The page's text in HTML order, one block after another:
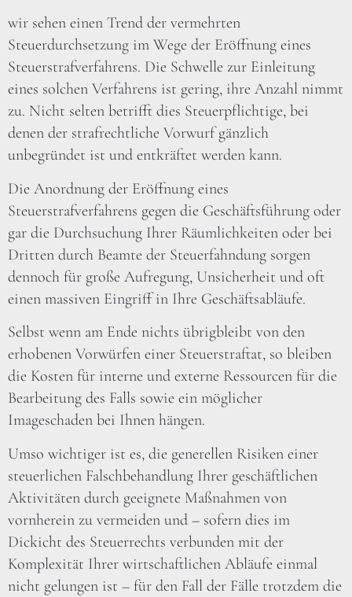
wir sehen einen Trend der vermehrten
Steuerdurchsetzung im Wege der Eröffnung eines
Steuerstrafverfahrens. Die Schwelle zur Einleitung
eines solchen Verfahrens ist gering, ihre Anzahl nimmt
zu. Nicht selten betrifft dies Steuerpflichtige, bei
denen der strafrechtliche Vorwurf gänzlich
unbegründet ist und entkräftet werden kann.
Die Anordnung der Eröffnung eines
Steuerstrafverfahrens gegen die Geschäftsführung oder
gar die Durchsuchung Ihrer Räumlichkeiten oder bei
Dritten durch Beamte der Steuerfahndung sorgen
dennoch für große Aufregung, Unsicherheit und oft
einen massiven Eingriff in Ihre Geschäftsabläufe.
Selbst wenn am Ende nichts übrigbleibt von den
erhobenen Vorwürfen einer Steuerstraftat, so bleiben
die Kosten für interne und externe Ressourcen für die
Bearbeitung des Falls sowie ein möglicher
Imageschaden bei Ihnen hängen.
Umso wichtiger ist es, die generellen Risiken einer
steuerlichen Falschbehandlung Ihrer geschäftlichen
Aktivitäten durch geeignete Maßnahmen von
vornherein zu vermeiden und – sofern dies im
Dickicht des Steuerrechts verbunden mit der
Komplexität Ihrer wirtschaftlichen Abläufe einmal
nicht gelungen ist – für den Fall der Fälle trotzdem die